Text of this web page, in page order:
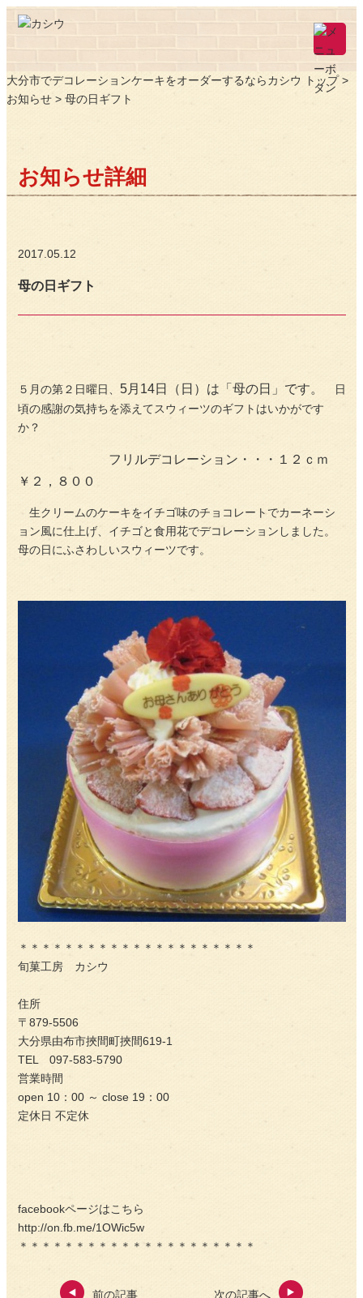
大分市でデコレーションケーキをオーダーするならカシウ トップ >
お知らせ > 母の日ギフト
お知らせ詳細
2017.05.12
母の日ギフト
５月の第２日曜日、 5月14日（日）は「母の日」です。
日
頃の感謝の気持ちを添えてスウィーツのギフトはいかがです
か？
フリルデコレーション・・・１２ｃｍ
￥２，８００
生クリームのケーキをイチゴ味のチョコレートでカーネーシ
ョン風に仕上げ、イチゴと食用花でデコレーションしました。
母の日にふさわしいスウィーツです。
＊＊＊＊＊＊＊＊＊＊＊＊＊＊＊＊＊＊＊＊＊
旬菓工房 カシウ
住所
〒879-5506
大分県由布市挾間町挾間619-1
TEL 097-583-5790
営業時間
open 10：00 ～ close 19：00
定休日 不定休
facebookページはこちら
http://on.fb.me/1OWic5w
＊＊＊＊＊＊＊＊＊＊＊＊＊＊＊＊＊＊＊＊＊
前の記事 次の記事へ